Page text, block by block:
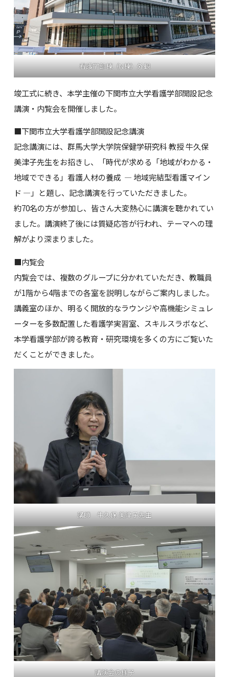
看護学部棟（N棟）外観
竣工式に続き、本学主催の下関市立大学看護学部開設記念
講演・内覧会を開催しました。
■下関市立大学看護学部開設記念講演
記念講演には、群馬大学大学院保健学研究科 教授 牛久保
美津子先生をお招きし、「時代が求める「地域がわかる・
地域でできる」看護人材の養成 ― 地域完結型看護マイン
ド ―」と題し、記念講演を行っていただきました。
約70名の方が参加し、皆さん大変熱心に講演を聴かれてい
ました。講演終了後には質疑応答が行われ、テーマへの理
解がより深まりました。
■内覧会
内覧会では、複数のグループに分かれていただき、教職員
が1階から4階までの各室を説明しながらご案内しました。
講義室のほか、明るく開放的なラウンジや高機能シミュレ
ーターを多数配置した看護学実習室、スキルスラボなど、
本学看護学部が誇る教育・研究環境を多くの方にご覧いた
だくことができました。
講師 牛久保 美津子先生
講演会の様子